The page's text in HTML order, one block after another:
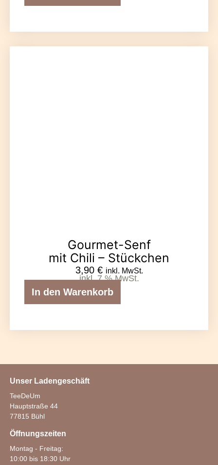
Gourmet-Senf
mit Chili – Stückchen
3,90 € inkl. MwSt.
inkl. 7 % MwSt.
In den Warenkorb
Unser Ladengeschäft
TeeDeUm
Hauptstraße 44
77815 Bühl
Öffnungszeiten
Montag - Freitag:
10:00 bis 18:30 Uhr